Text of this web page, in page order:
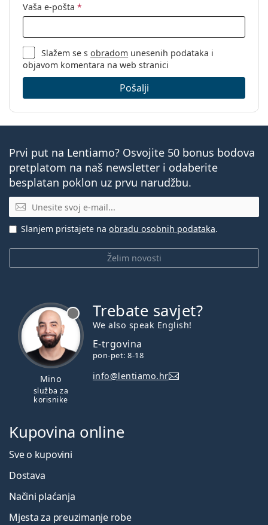
Vaša e-pošta *
Slažem se sobradom unesenih podataka i
objavom komentara na web stranici
Pošalji
Prvi put na Lentiamo? Osvojite 50 bonus bodova
pretplatom na naš newsletter i odaberite
besplatan poklon uz prvu narudžbu.
E-mail
Želim novosti
Slanjem pristajete na obradu osobnih podataka.
Mino
služba za
korisnike
Trebate savjet?
We also speak English!
E-trgovina
pon-pet: 8-18
info@lentiamo.hr
Kupovina online
Sve o kupovini
Dostava
Načini plaćanja
Mjesta za preuzimanje robe